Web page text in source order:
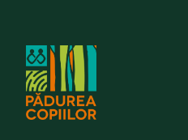
content